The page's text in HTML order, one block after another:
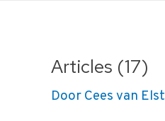
Articles (17)
Door Cees van Elst